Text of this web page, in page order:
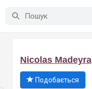
Nicolas Madeyra
Подобається